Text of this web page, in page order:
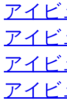
アイ
アイ
アイ
アイ